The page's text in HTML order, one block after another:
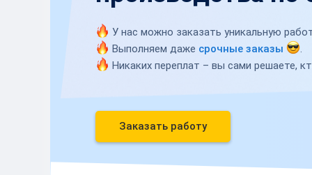
У нас можно заказать уникальную
Выполняем даже срочные заказы
.
Никаких переплат – вы сами решаете,
Заказать работу